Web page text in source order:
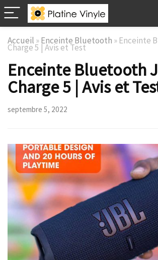
Accueil »Enceinte Bluetooth » Enceinte
Charge 5 | Avis et Test
Enceinte Bluetooth
Charge 5 | Avis et
septembre 5, 2022